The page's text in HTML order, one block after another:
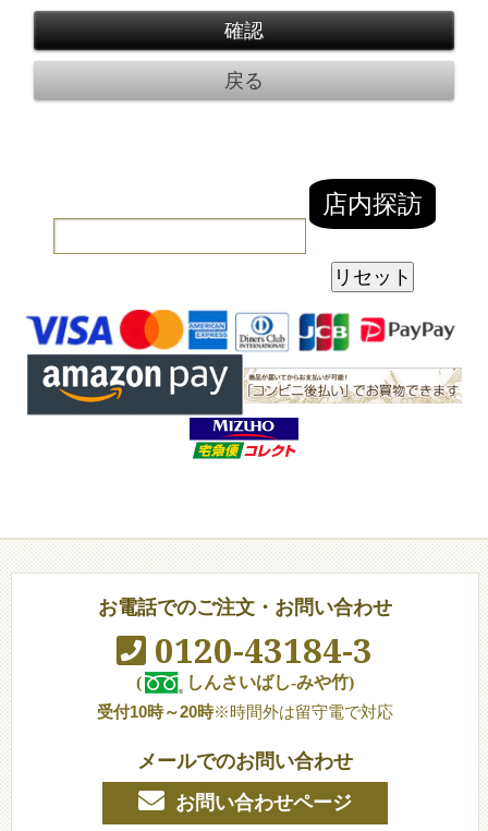
お電話でのご注文・お問い合わせ
0120-43184-3
(
しんさいばし-みや竹)
受付10時～20時※時間外は留守電で対応
メールでのお問い合わせ
お問い合わせページ